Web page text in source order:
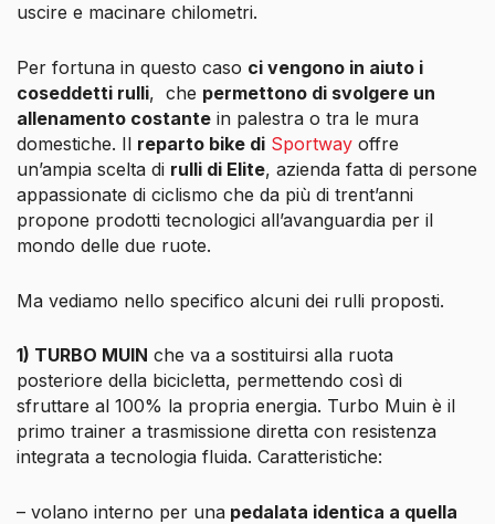
uscire e macinare chilometri.
Per fortuna in questo caso ci vengono in aiuto i
coseddetti rulli, che permettono di svolgere un
allenamento costante in palestra o tra le mura
domestiche. Il reparto bike di Sportway offre
un’ampia scelta di rulli di Elite, azienda fatta di persone
appassionate di ciclismo che da più di trent’anni
propone prodotti tecnologici all’avanguardia per il
mondo delle due ruote.
Ma vediamo nello specifico alcuni dei rulli proposti.
1) TURBO MUIN che va a sostituirsi alla ruota
posteriore della bicicletta, permettendo così di
sfruttare al 100% la propria energia. Turbo Muin è il
primo trainer a trasmissione diretta con resistenza
integrata a tecnologia fluida. Caratteristiche:
– volano interno per una pedalata identica a quella